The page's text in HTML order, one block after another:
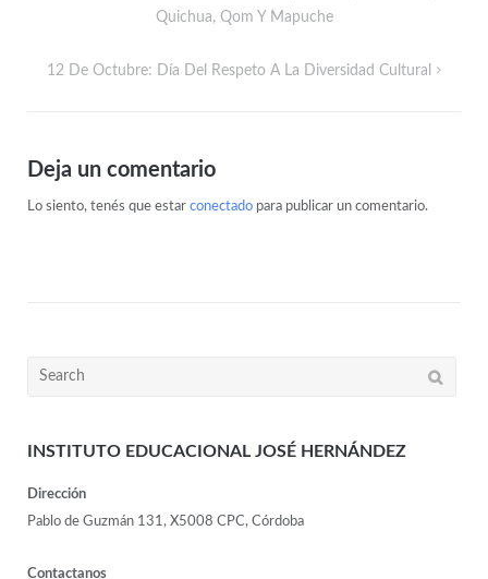
Quichua, Qom Y Mapuche
12 De Octubre: Día Del Respeto A La Diversidad Cultural
Deja un comentario
Lo siento, tenés que estar conectadopara publicar un comentario.
INSTITUTO EDUCACIONAL JOSÉ HERNÁNDEZ
Dirección
Pablo de Guzmán 131, X5008 CPC, Córdoba
Contactanos